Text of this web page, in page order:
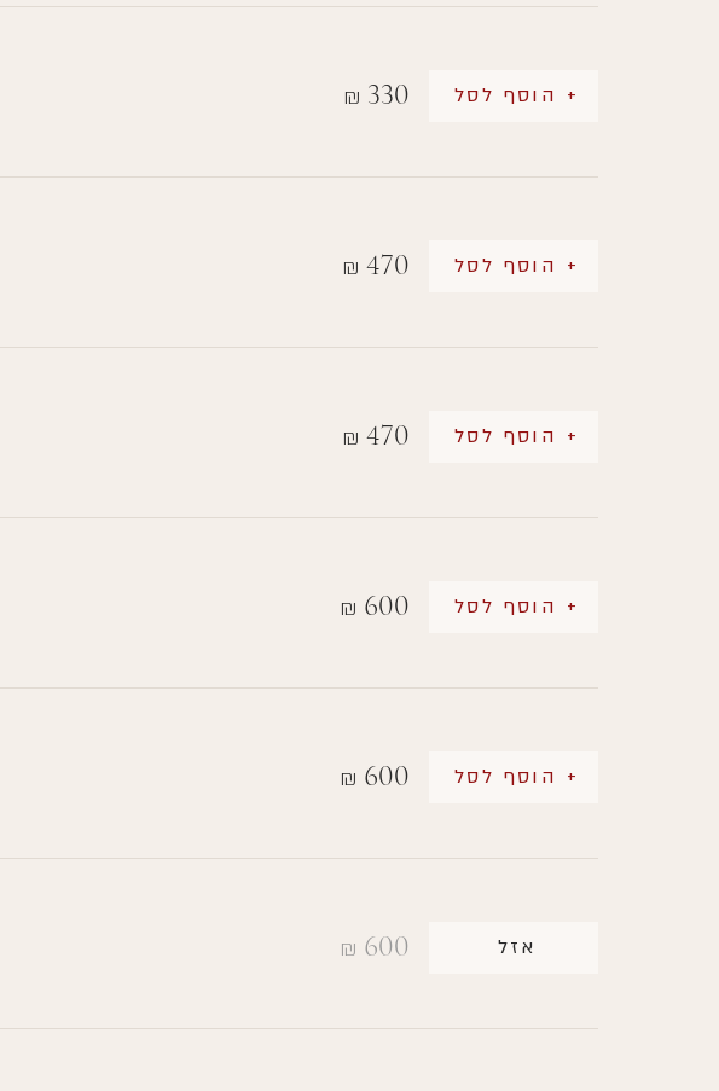
₪ 330 + הוסף לסל
₪ 470 + הוסף לסל
₪ 470 + הוסף לסל
₪ 600 + הוסף לסל
₪ 600 + הוסף לסל
₪ 600 אזל